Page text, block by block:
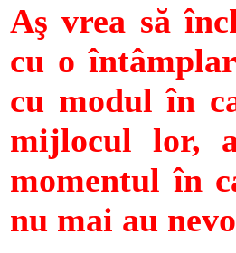
Aş vrea să
cu o
cu modul în
mijlocul lor,
momentul în
nu mai au